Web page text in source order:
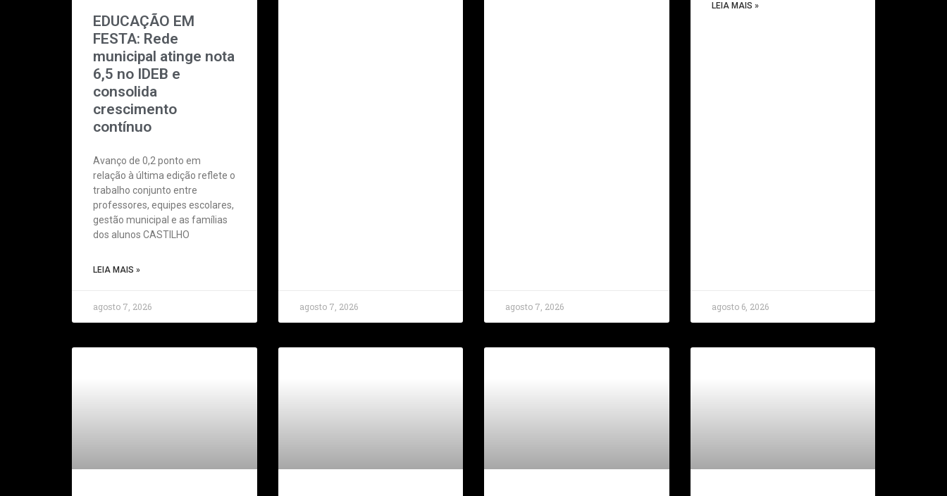
EDUCAÇÃO EM
FESTA: Rede
municipal atinge nota
6,5 no IDEB e
consolida
crescimento
contínuo
Avanço de 0,2 ponto em
relação à última edição reflete o
trabalho conjunto entre
professores, equipes escolares,
gestão municipal e as famílias
dos alunos CASTILHO
LEIA MAIS »
agosto 7, 2026 agosto 7, 2026 agosto 7, 2026
LEIA MAIS »
agosto 6, 2026